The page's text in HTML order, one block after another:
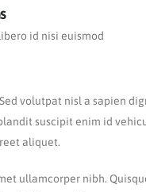
id nisi euismod
volutpat nisl a sapien
suscipit enim id
aliquet.
ullamcorper nibh.